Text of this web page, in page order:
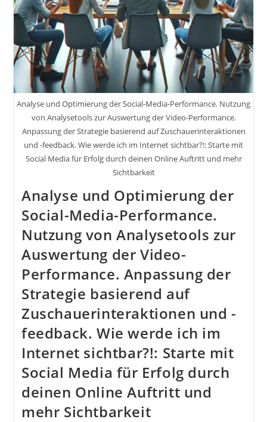
Analyse und Optimierung der Social-Media-Performance. Nutzung
von Analysetools zur Auswertung der Video-Performance.
Anpassung der Strategie basierend auf Zuschauerinteraktionen
und -feedback. Wie werde ich im Internet sichtbar?!: Starte mit
Social Media für Erfolg durch deinen Online Auftritt und mehr
Sichtbarkeit
Analyse und Optimierung der
Social-Media-Performance.
Nutzung von Analysetools zur
Auswertung der Video-
Performance. Anpassung der
Strategie basierend auf
Zuschauerinteraktionen und -
feedback. Wie werde ich im
Internet sichtbar?!: Starte mit
Social Media für Erfolg durch
deinen Online Auftritt und
mehr Sichtbarkeit